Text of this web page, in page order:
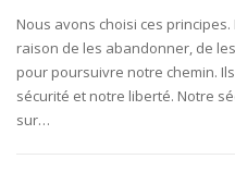
Nous avons choisi ces
raison de les abandonner, de
pour poursuivre notre chemin.
sécurité et notre liberté. Notre
sur…